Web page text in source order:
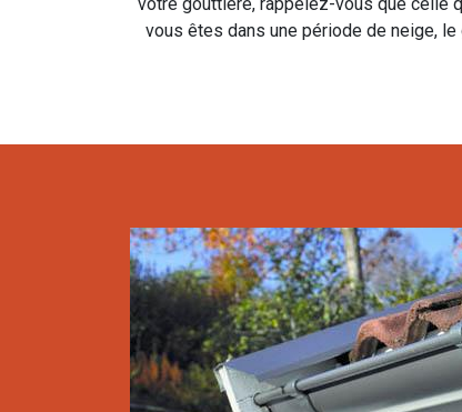
vous êtes dans une période de neige,